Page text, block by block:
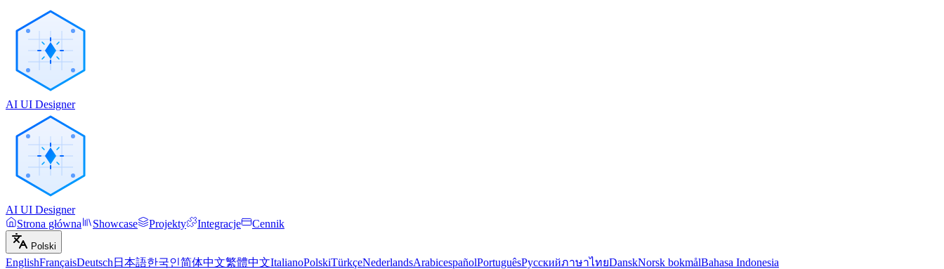
AI UI Designer
AI UI Designer
Strona główna
Showcase Projekty Integracje Cennik
Polski
EnglishFrançaisDeutsch 日本語한국인简体中文繁體中文ItalianoPolskiTürkçeNederlandsArabicespañolPortuguêsРусскийภาษาไทยDanskNorsk bokmålBahasa Indonesia